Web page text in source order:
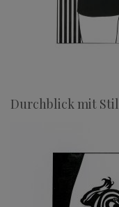
Durchblick mit Stil